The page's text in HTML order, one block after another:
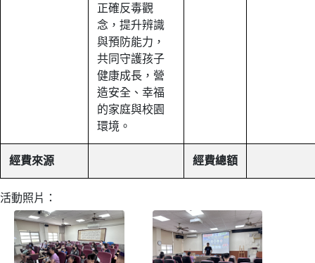
正確反毒觀
念，提升辨識
與預防能力，
共同守護孩子
健康成長，營
造安全、幸福
的家庭與校園
環境。
經費來源 經費總額
活動照片：